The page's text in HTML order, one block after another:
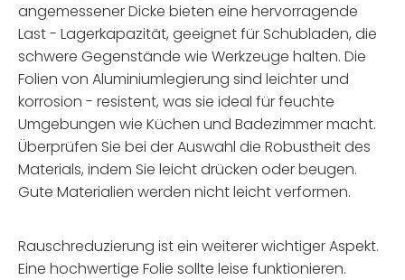
angemessener Dicke bieten eine hervorragende
Last - Lagerkapazität, geeignet für Schubladen, die
schwere Gegenstände wie Werkzeuge halten. Die
Folien von Aluminiumlegierung sind leichter und
korrosion - resistent, was sie ideal für feuchte
Umgebungen wie Küchen und Badezimmer macht.
Überprüfen Sie bei der Auswahl die Robustheit des
Materials, indem Sie leicht drücken oder beugen.
Gute Materialien werden nicht leicht verformen.
Rauschreduzierung ist ein weiterer wichtiger Aspekt.
Eine hochwertige Folie sollte leise funktionieren.